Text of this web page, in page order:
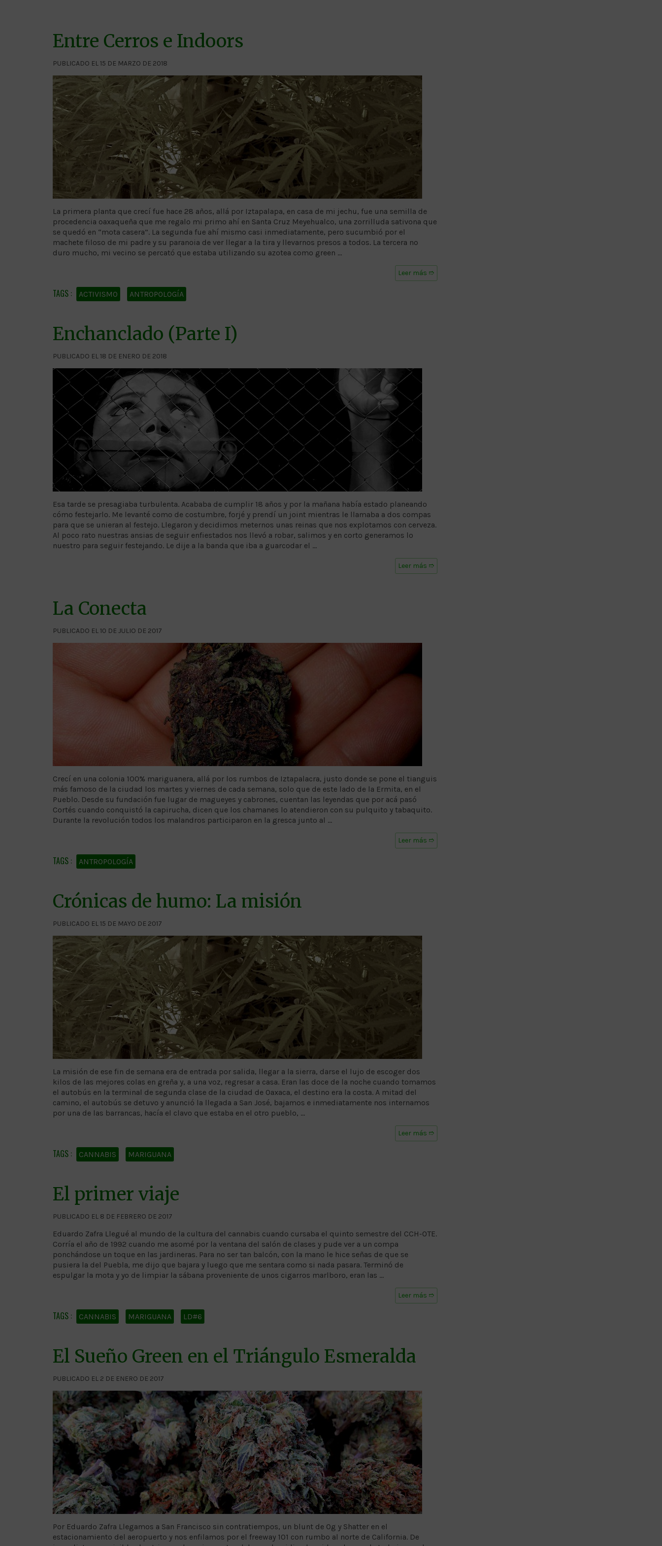
Entre Cerros e Indoors
PUBLICADO EL 15 DE MARZO DE 2018
La primera planta que crecí fue hace 28 años, allá por Iztapalapa, en casa de mi jechu, fue una semilla de
procedencia oaxaqueña que me regalo mi primo ahí en Santa Cruz Meyehualco, una zorrilluda sativona que
se quedó en “mota casera”. La segunda fue ahí mismo casi inmediatamente, pero sucumbió por el
machete filoso de mi padre y su paranoia de ver llegar a la tira y llevarnos presos a todos. La tercera no
duro mucho, mi vecino se percató que estaba utilizando su azotea como green …
Leer más ➱
ACTIVISMO ANTROPOLOGÍA
Enchanclado (Parte I)
PUBLICADO EL 18 DE ENERO DE 2018
Esa tarde se presagiaba turbulenta. Acababa de cumplir 18 años y por la mañana había estado planeando
cómo festejarlo. Me levanté como de costumbre, forjé y prendí un joint mientras le llamaba a dos compas
para que se unieran al festejo. Llegaron y decidimos meternos unas reinas que nos explotamos con cerveza.
Al poco rato nuestras ansias de seguir enfiestados nos llevó a robar, salimos y en corto generamos lo
nuestro para seguir festejando. Le dije a la banda que iba a guarcodar el …
Leer más ➱
La Conecta
PUBLICADO EL 10 DE JULIO DE 2017
Crecí en una colonia 100% mariguanera, allá por los rumbos de Iztapalacra, justo donde se pone el tianguis
más famoso de la ciudad los martes y viernes de cada semana, solo que de este lado de la Ermita, en el
Pueblo. Desde su fundación fue lugar de magueyes y cabrones, cuentan las leyendas que por acá pasó
Cortés cuando conquistó la capirucha, dicen que los chamanes lo atendieron con su pulquito y tabaquito.
Durante la revolución todos los malandros participaron en la gresca junto al …
Leer más ➱
ANTROPOLOGÍA
Crónicas de humo: La misión
PUBLICADO EL 15 DE MAYO DE 2017
La misión de ese fin de semana era de entrada por salida, llegar a la sierra, darse el lujo de escoger dos
kilos de las mejores colas en greña y, a una voz, regresar a casa. Eran las doce de la noche cuando tomamos
el autobús en la terminal de segunda clase de la ciudad de Oaxaca, el destino era la costa. A mitad del
camino, el autobús se detuvo y anunció la llegada a San José, bajamos e inmediatamente nos internamos
por una de las barrancas, hacía el clavo que estaba en el otro pueblo, …
Leer más ➱
CANNABIS MARIGUANA
El primer viaje
PUBLICADO EL 8 DE FEBRERO DE 2017
Eduardo Zafra Llegué al mundo de la cultura del cannabis cuando cursaba el quinto semestre del CCH-OTE.
Corría el año de 1992 cuando me asomé por la ventana del salón de clases y pude ver a un compa
ponchándose un toque en las jardineras. Para no ser tan balcón, con la mano le hice señas de que se
pusiera la del Puebla, me dijo que bajara y luego que me sentara como si nada pasara. Terminó de
espulgar la mota y yo de limpiar la sábana proveniente de unos cigarros marlboro, eran las …
Leer más ➱
CANNABIS MARIGUANA LD#6
El Sueño Green en el Triángulo Esmeralda
PUBLICADO EL 2 DE ENERO DE 2017
Por Eduardo Zafra Llegamos a San Francisco sin contratiempos, un blunt de Og y Shatter en el
estacionamiento del aeropuerto y nos enfilamos por el freeway 101 con rumbo al norte de California. De